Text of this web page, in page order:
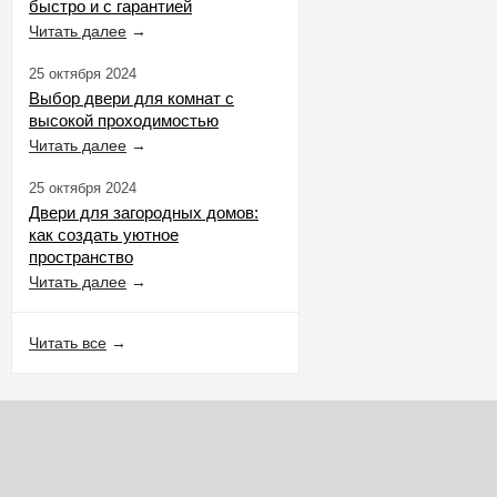
быстро и с гарантией
Читать далее →
25 октября 2024
Выбор двери для комнат с
высокой проходимостью
Читать далее →
25 октября 2024
Двери для загородных домов:
как создать уютное
пространство
Читать далее →
Читать все →